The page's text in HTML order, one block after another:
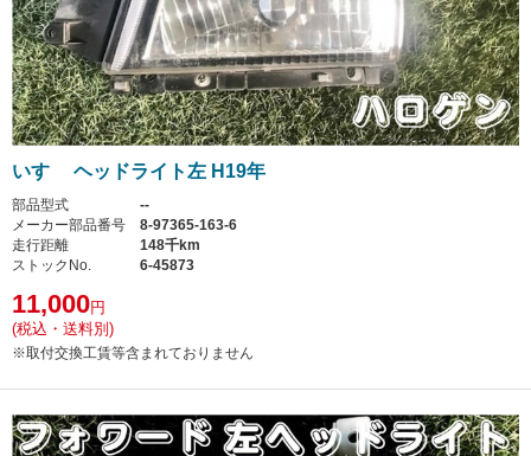
いすゞ ヘッドライト左 H19年
部品型式
--
メーカー部品番号
8-97365-163-6
走行距離
148千km
ストックNo.
6-45873
11,000円
(税込・送料別)
※取付交換工賃等含まれておりません